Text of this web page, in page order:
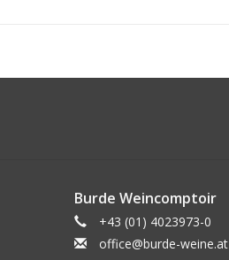
Burde Weincomptoir
+43 (01) 4023973-0
office@burde-weine.at